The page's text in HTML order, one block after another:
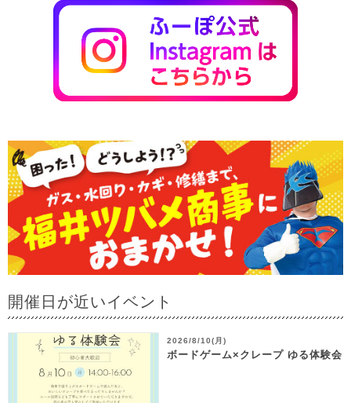
開催日が近いイベント
2026/8/10(月)
ボードゲーム×クレープ ゆる体験会